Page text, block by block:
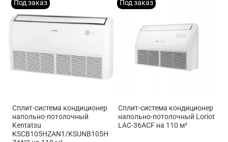
Под заказ
Сплит-система кондиционер
напольно-потолочный
Kentatsu
KSCB105HZAN1/KSUNB105H
Под заказ
Сплит-система кондиционер
напольно-потолочный Loriot
LAC-36ACF на 110 м²